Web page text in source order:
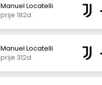
Manuel Locatelli
prije 182d
Manuel Locatelli
prije 312d